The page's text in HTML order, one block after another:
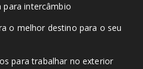
para intercâmbio
o melhor destino para o seu
para trabalhar no exterior